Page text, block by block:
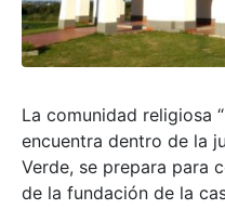
La comunidad religiosa
encuentra dentro de la
Verde, se prepara para
de la fundación de la